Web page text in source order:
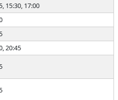
15:30, 17:00
20:45